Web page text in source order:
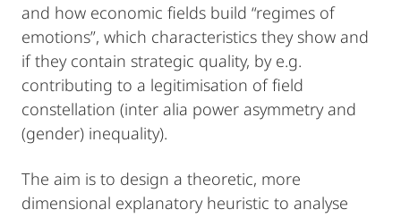
and how economic fields build “regimes of
emotions”, which characteristics they show and
if they contain strategic quality, by e.g.
contributing to a legitimisation of field
constellation (inter alia power asymmetry and
(gender) inequality).
The aim is to design a theoretic, more
dimensional explanatory heuristic to analyse